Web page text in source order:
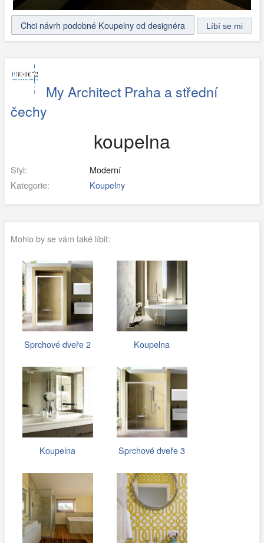
Chci návrh podobné Koupelny od designéra
My Architect Praha a střední
čechy
koupelna
Styl:
Moderní
Kategorie:
Koupelny
Mohlo by se vám také líbit:
Sprchové dveře 2 Koupelna
Koupelna Sprchové dveře 3